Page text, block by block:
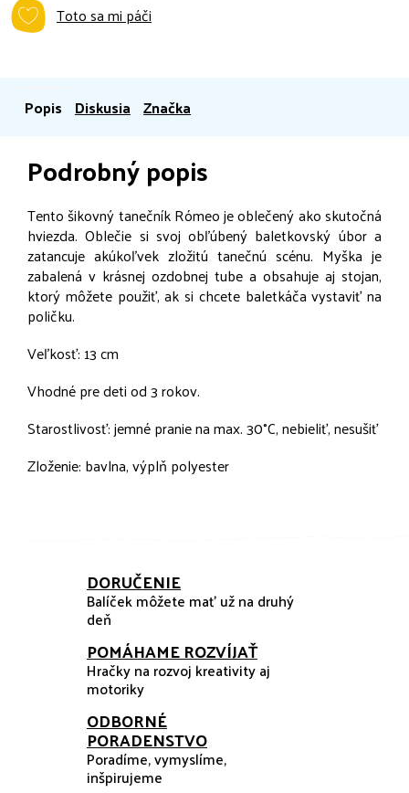
Toto sa mi páči
Popis Diskusia Značka
Podrobný popis
Tento šikovný tanečník Rómeo je oblečený ako skutočná
hviezda. Oblečie si svoj obľúbený baletkovský úbor a
zatancuje akúkoľvek zložitú tanečnú scénu. Myška je
zabalená v krásnej ozdobnej tube a obsahuje aj stojan,
ktorý môžete použiť, ak si chcete baletkáča vystaviť na
poličku.
Veľkosť: 13 cm
Vhodné pre deti od 3 rokov.
Starostlivosť: jemné pranie na max. 30°C, nebieliť, nesušiť
Zloženie: bavlna, výplň polyester
DORUČENIE
Balíček môžete mať už na druhý
deň
POMÁHAME ROZVÍJAŤ
Hračky na rozvoj kreativity aj
motoriky
ODBORNÉ
PORADENSTVO
Poradíme, vymyslíme,
inšpirujeme